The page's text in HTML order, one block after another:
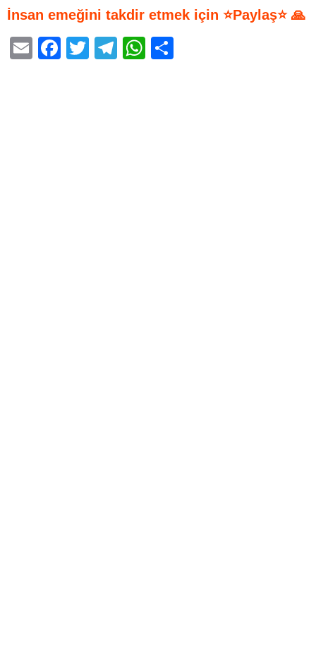
İnsan emeğini takdir etmek için ⭐Paylaş⭐ 🙏
E
F
T
T
W